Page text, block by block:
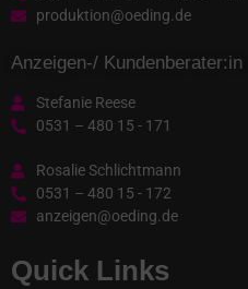
produktion@oeding.de
Anzeigen-/ Kundenberater:in
Stefanie Reese
0531 – 480 15 - 171
Rosalie Schlichtmann
0531 – 480 15 - 172
anzeigen@oeding.de
Quick Links